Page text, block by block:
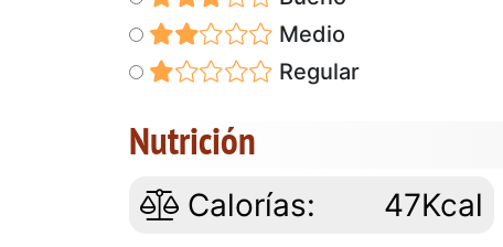
Medio
Regular
Nutrición
Calorías: 47Kcal